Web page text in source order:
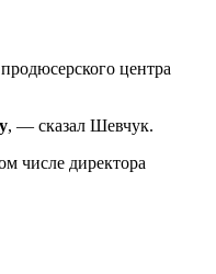
центра
, — сказал Шевчук.
числе директора